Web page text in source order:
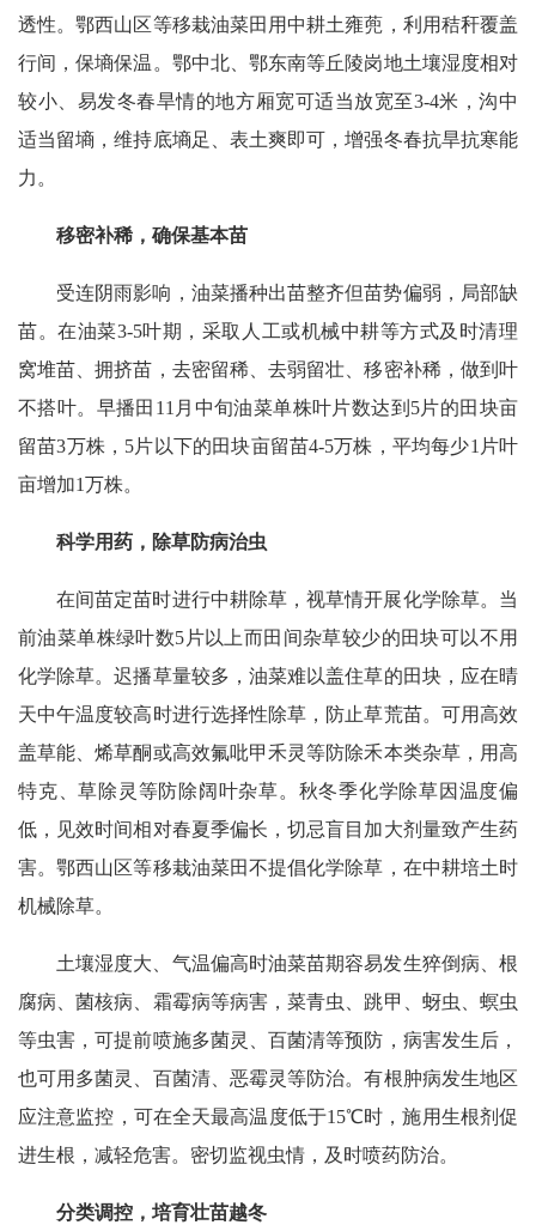
透性。鄂西山区等移栽油菜田用中耕土雍蔸，利用秸秆覆盖
行间，保墒保温。鄂中北、鄂东南等丘陵岗地土壤湿度相对
较小、易发冬春旱情的地方厢宽可适当放宽至3-4米，沟中
适当留墒，维持底墒足、表土爽即可，增强冬春抗旱抗寒能
力。
移密补稀，确保基本苗
受连阴雨影响，油菜播种出苗整齐但苗势偏弱，局部缺
苗。在油菜3-5叶期，采取人工或机械中耕等方式及时清理
窝堆苗、拥挤苗，去密留稀、去弱留壮、移密补稀，做到叶
不搭叶。早播田11月中旬油菜单株叶片数达到5片的田块亩
留苗3万株，5片以下的田块亩留苗4-5万株，平均每少1片叶
亩增加1万株。
科学用药，除草防病治虫
在间苗定苗时进行中耕除草，视草情开展化学除草。当
前油菜单株绿叶数5片以上而田间杂草较少的田块可以不用
化学除草。迟播草量较多，油菜难以盖住草的田块，应在晴
天中午温度较高时进行选择性除草，防止草荒苗。可用高效
盖草能、烯草酮或高效氟吡甲禾灵等防除禾本类杂草，用高
特克、草除灵等防除阔叶杂草。秋冬季化学除草因温度偏
低，见效时间相对春夏季偏长，切忌盲目加大剂量致产生药
害。鄂西山区等移栽油菜田不提倡化学除草，在中耕培土时
机械除草。
土壤湿度大、气温偏高时油菜苗期容易发生猝倒病、根
腐病、菌核病、霜霉病等病害，菜青虫、跳甲、蚜虫、螟虫
等虫害，可提前喷施多菌灵、百菌清等预防，病害发生后，
也可用多菌灵、百菌清、恶霉灵等防治。有根肿病发生地区
应注意监控，可在全天最高温度低于15℃时，施用生根剂促
进生根，减轻危害。密切监视虫情，及时喷药防治。
分类调控，培育壮苗越冬